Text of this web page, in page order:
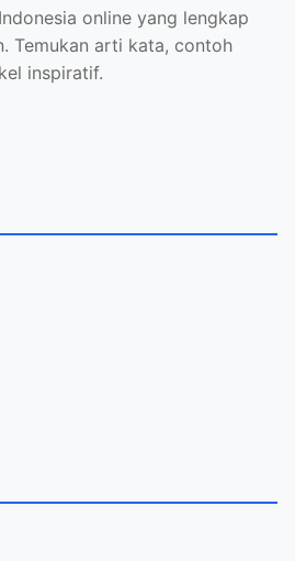
online yang lengkap
Temukan arti kata, contoh
inspiratif.